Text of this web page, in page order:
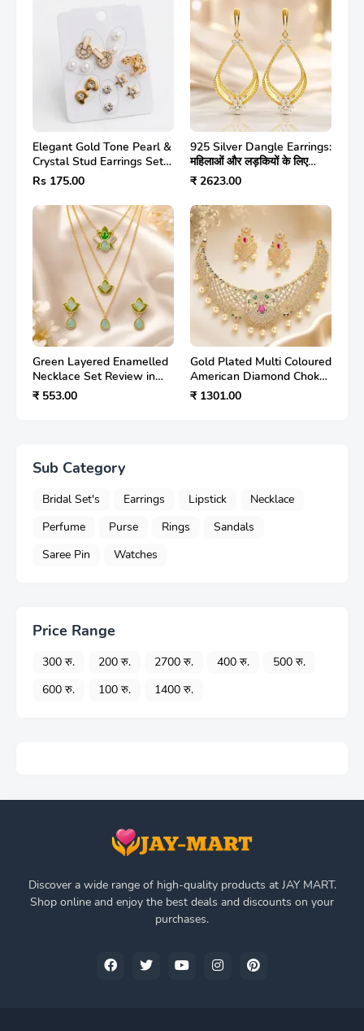
Elegant Gold Tone Pearl &
Crystal Stud Earrings Set
for Women और Girls |
Rs 175.00
925 Silver Dangle Earrings:
महिलाओं और लड़कियों के लिए
स्टाइलिश Jwelery | 6 महीने
वारंटी
₹ 2623.00
Green Layered Enamelled
Necklace Set Review in
Hindi – पारंपरिक एथनिक ज्वेलरी
का शानदार विकल्प
₹ 553.00
Gold Plated Multi Coloured
American Diamond Choker
Necklace Set for Women –
एक प्रीमियम एथनिक ज्वेलरी की पूरी
₹ 1301.00
Sub Category
Bridal Set's Earrings Lipstick
Necklace
Perfume
Purse Rings
Sandals
Saree Pin
Watches
Price Range
300 रु. 200 रु. 2700 रु. 400 रु.
500 रु.
600 रु.
100 रु. 1400 रु.
Discover a wide range of high-quality products at JAY MART.
Shop online and enjoy the best deals and discounts on your
purchases.